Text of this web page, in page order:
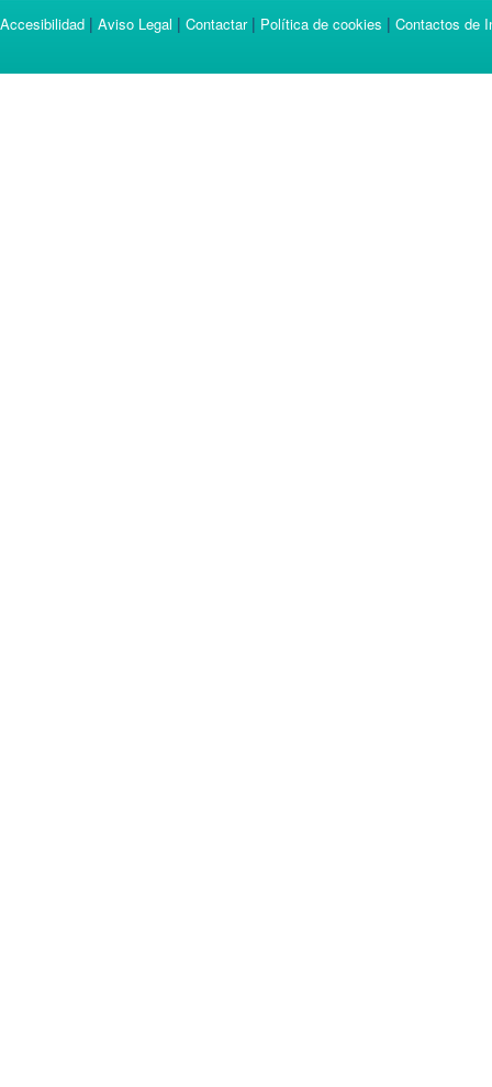
Accesibilidad | Aviso Legal | Contactar| Política de cookies | Contactos de